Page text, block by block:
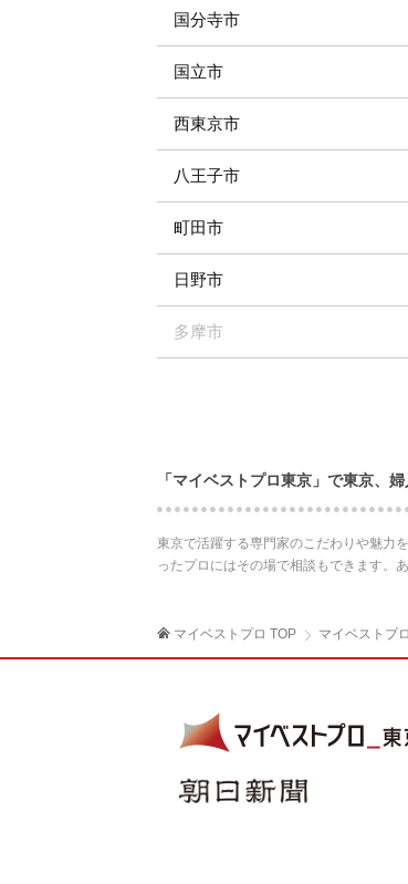
国分寺市
国立市
西東京市
八王子市
町田市
日野市
多摩市
「マイベストプロ東京」で東京、
東京で活躍する専門家のこだわりや魅力
ったプロにはその場で相談もできます。
マイベストプロ TOP マイベストプ